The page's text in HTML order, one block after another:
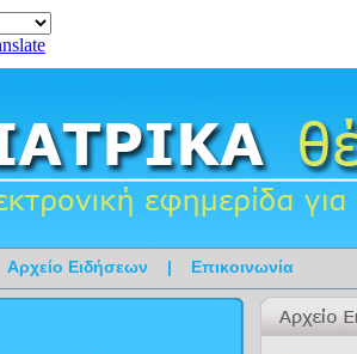
Αρχείο Ειδήσεων | Επικοινωνία